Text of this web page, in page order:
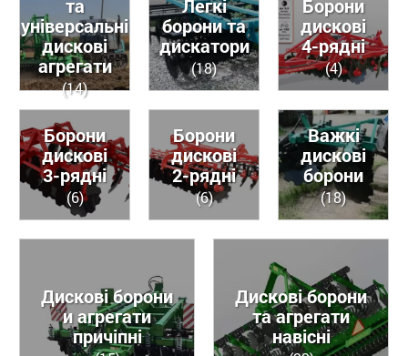
та
універсальні
дискові
агрегати
(14)
Легкі
борони та
дискатори
(18)
Борони
дискові
4-рядні
(4)
Борони
дискові
3-рядні
(6)
Борони
дискові
2-рядні
(6)
Важкі
дискові
борони
(18)
Дискові борони
и агрегати
причіпні
Дискові борони
та агрегати
навісні